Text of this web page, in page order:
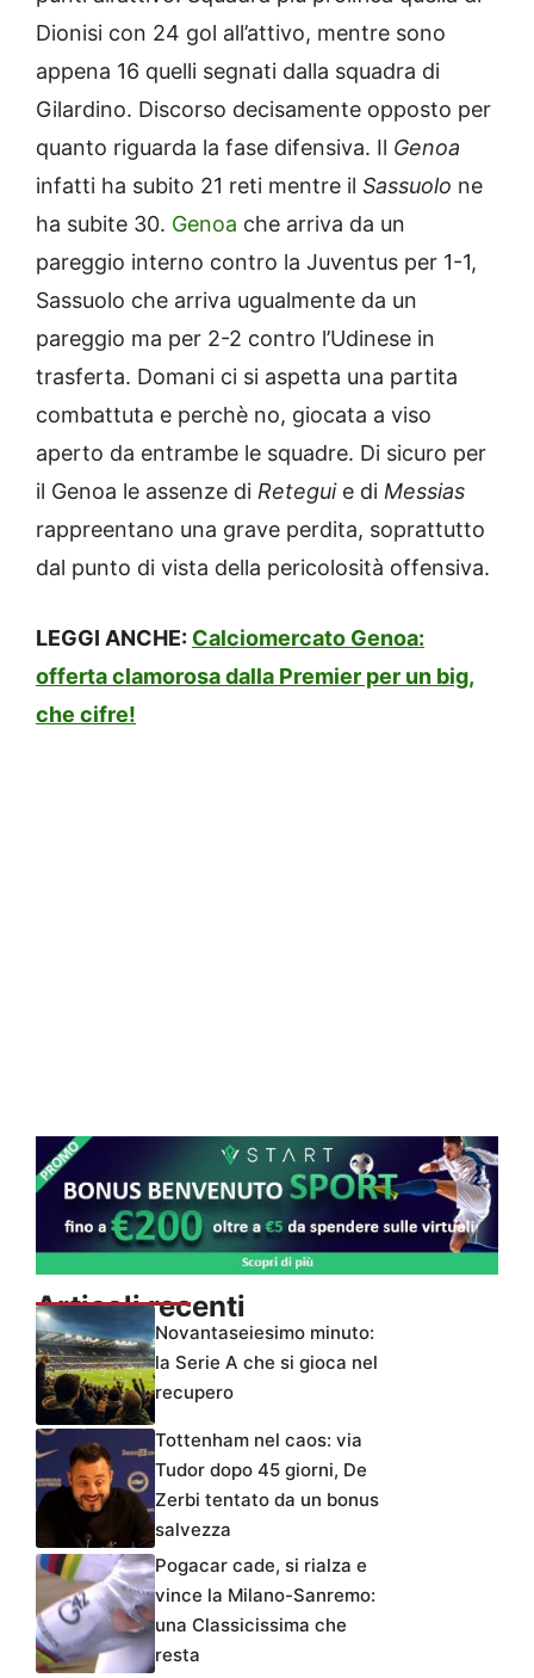
Dionisi con 24 gol all’attivo, mentre sono
appena 16 quelli segnati dalla squadra di
Gilardino. Discorso decisamente opposto per
quanto riguarda la fase difensiva. Il Genoa
infatti ha subito 21 reti mentre il Sassuolo ne
ha subite 30. Genoa che arriva da un
pareggio interno contro la Juventus per 1-1,
Sassuolo che arriva ugualmente da un
pareggio ma per 2-2 contro l’Udinese in
trasferta. Domani ci si aspetta una partita
combattuta e perchè no, giocata a viso
aperto da entrambe le squadre. Di sicuro per
il Genoa le assenze di Retegui e di Messias
rappreentano una grave perdita, soprattutto
dal punto di vista della pericolosità offensiva.
LEGGI ANCHE: Calciomercato Genoa:
offerta clamorosa dalla Premier per un big,
che cifre!
Articoli recenti
Novantaseiesimo minuto:
la Serie A che si gioca nel
recupero
Tottenham nel caos: via
Tudor dopo 45 giorni, De
Zerbi tentato da un bonus
salvezza
Pogacar cade, si rialza e
vince la Milano-Sanremo:
una Classicissima che
resta